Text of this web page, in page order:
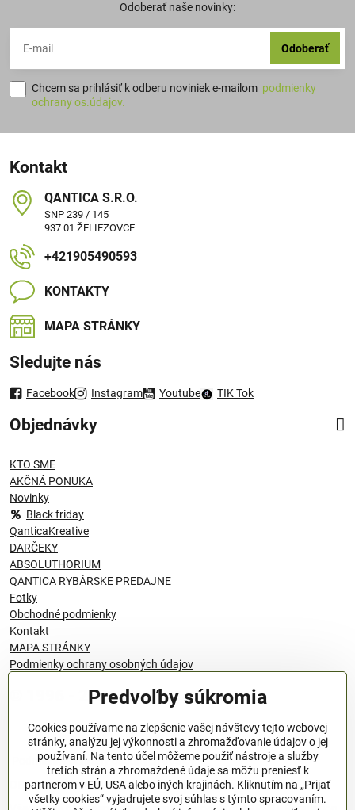
Odoberať naše novinky:
Odoberať
Chcem sa prihlásiť k odberu noviniek e-mailom podmienky
ochrany os.údajov.
Kontakt
QANTICA S​.R​.O​.
SNP 239 / 145
937 01 ŽELIEZOVCE
+421905490593
KONTAKTY
MAPA STRÁNKY
Sledujte nás
Facebook Instagram Youtube TIK Tok
Objednávky
KTO SME
AKČNÁ PONUKA
Novinky
Black friday
QanticaKreative
DARČEKY
ABSOLUTHORIUM
QANTICA RYBÁRSKE PREDAJNE
Fotky
Obchodné podmienky
Kontakt
MAPA STRÁNKY
Podmienky ochrany osobných údajov
© 1996 - 2024 QANTICA S.R.O
Podmienky ochrany osobných údajov
OBCHODNÉ PODMIENKY
Predvoľby súkromia
Cookies používame na zlepšenie vašej návštevy tejto webovej
stránky, analýzu jej výkonnosti a zhromažďovanie údajov o jej
používaní. Na tento účel môžeme použiť nástroje a služby
tretích strán a zhromaždené údaje sa môžu preniesť k
partnerom v EÚ, USA alebo iných krajinách. Kliknutím na „Prijať
všetky cookies“ vyjadrujete svoj súhlas s týmto spracovaním.